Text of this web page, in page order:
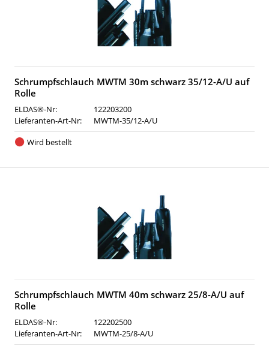
Schrumpfschlauch MWTM 30m schwarz 35/12-A/U auf
Rolle
ELDAS®-Nr:
122203200
Lieferanten-Art-Nr:
MWTM-35/12-A/U
Wird bestellt
Schrumpfschlauch MWTM 40m schwarz 25/8-A/U auf
Rolle
ELDAS®-Nr:
122202500
Lieferanten-Art-Nr:
MWTM-25/8-A/U